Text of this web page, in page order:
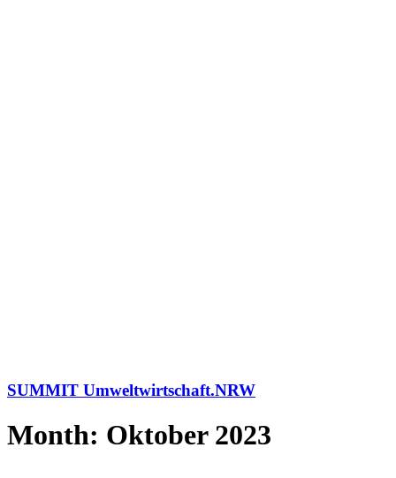
SUMMIT Umweltwirtschaft.NRW
Month: Oktober 2023